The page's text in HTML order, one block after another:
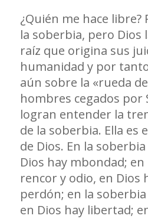
¿Quién me hace libre?
la soberbia, pero Dios
raíz que origina sus
humanidad y por
aún sobre la «rueda
hombres cegados por
logran entender la
de la soberbia. Ella es
de Dios. En la
Dios hay mbondad;
rencor y odio, en Dios
perdón; en la
en Dios hay libertad;